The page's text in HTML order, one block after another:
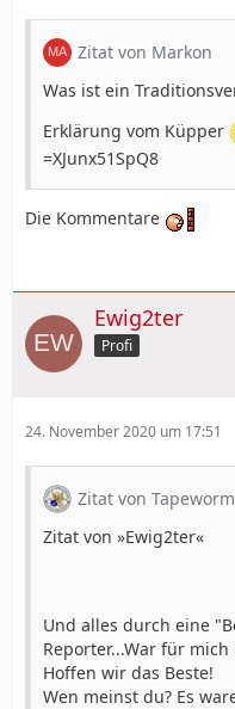
Zitat von Markon
Was ist ein
Erklärung vom Küpper
=XJunx51SpQ8
Die Kommentare
Ewig2ter
Profi
24. November 2020 um 17:51
Zitat von Tapeworm
Zitat von »Ewig2ter«
Und alles durch eine
Reporter...War für
Hoffen wir das Beste!
Wen meinst du? Es